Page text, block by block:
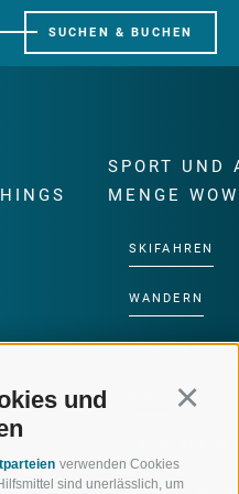
und
verwenden Cookies
sind unerlässlich, um
SUCHEN & BUCHEN
SPORT UND
MENGE
SKIFAHREN
WANDERN
HOCHALPINE